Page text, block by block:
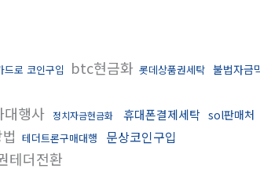
드로 코인구입 btc현금화 롯데상품권세탁 불법자금
대행사 정치자금현금화 휴대폰결제세탁 sol판매처
테더트론구매대행 문상코인구입
테더전환